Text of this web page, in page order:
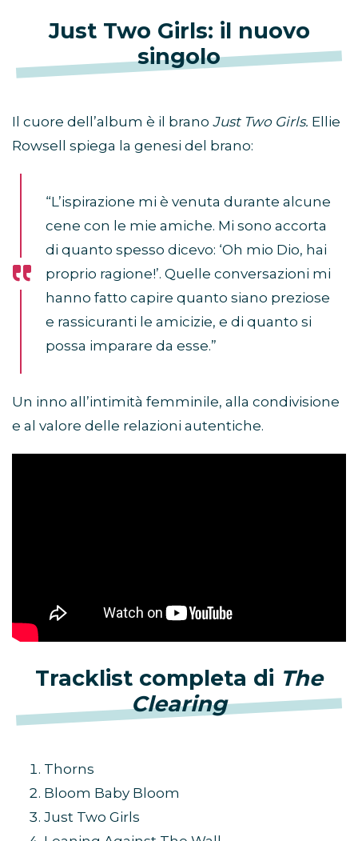
Just Two Girls: il nuovo
singolo
Il cuore dell’album è il brano Just Two Girls. Ellie
Rowsell spiega la genesi del brano:
“L’ispirazione mi è venuta durante alcune
cene con le mie amiche. Mi sono accorta
di quanto spesso dicevo: ‘Oh mio Dio, hai
proprio ragione!’. Quelle conversazioni mi
hanno fatto capire quanto siano preziose
e rassicuranti le amicizie, e di quanto si
possa imparare da esse.”
Un inno all’intimità femminile, alla condivisione
e al valore delle relazioni autentiche.
Tracklist completa di The
Clearing
Thorns
Bloom Baby Bloom
Just Two Girls